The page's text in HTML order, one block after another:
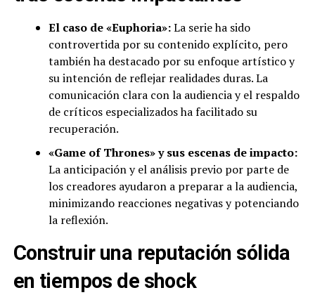
El caso de «Euphoria»:La serie ha sido
controvertida por su contenido explícito, pero
también ha destacado por su enfoque artístico y
su intención de reflejar realidades duras. La
comunicación clara con la audiencia y el respaldo
de críticos especializados ha facilitado su
recuperación.
«Game of Thrones» y sus escenas de impacto:
La anticipación y el análisis previo por parte de
los creadores ayudaron a preparar a la audiencia,
minimizando reacciones negativas y potenciando
la reflexión.
Construir una reputación sólida
en tiempos de shock